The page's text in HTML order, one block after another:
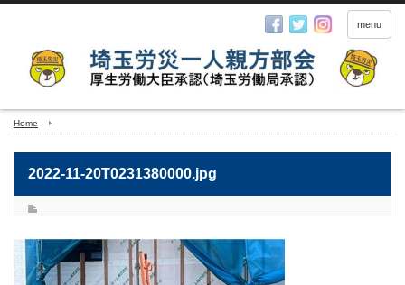
menu
Home
2022-11-20T0231380000.jpg